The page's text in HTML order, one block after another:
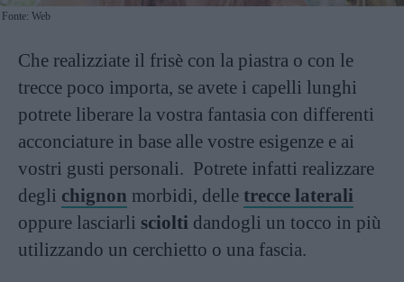
Fonte: Web
Che realizziate il frisè con la piastra o con le
trecce poco importa, se avete i capelli lunghi
potrete liberare la vostra fantasia con differenti
acconciature in base alle vostre esigenze e ai
vostri gusti personali. Potrete infatti realizzare
degli chignon morbidi, delle trecce laterali
oppure lasciarli sciolti dandogli un tocco in più
utilizzando un cerchietto o una fascia.